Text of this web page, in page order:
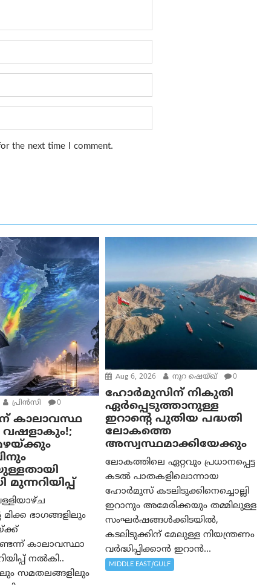
the next time I comment.
പ്രിന്‍സി 0
ന് കാലാവസ്ഥ
മിക്ക ഭാഗങ്ങളിലും
കാലാവസ്ഥാ
നൽകി..
സമതലങ്ങളിലും
Aug 6, 2026 നൂറ ഷെയ്ഖ് 0
ഹോർമുസിന് നികുതി
ഏർപ്പെടുത്താനുള്ള
ഇറാന്റെ പുതിയ പദ്ധതി
ലോകത്തെ
അസ്വസ്ഥമാക്കിയേക്കും
ലോകത്തിലെ ഏറ്റവും പ്രധാനപ്പെട്ട
കടൽ പാതകളിലൊന്നായ
ഹോർമുസ് കടലിടുക്കിനെച്ചൊല്ലി
ഇറാനും അമേരിക്കയും തമ്മിലുള്ള
സംഘർഷങ്ങൾക്കിടയിൽ,
കടലിടുക്കിന് മേലുള്ള നിയന്ത്രണം
വർദ്ധിപ്പിക്കാൻ ഇറാൻ...
MIDDLE EAST/GULF